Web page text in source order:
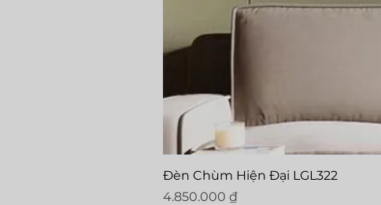
Đèn Chùm Hiện Đại LGL322
Price
4.850.000 ₫